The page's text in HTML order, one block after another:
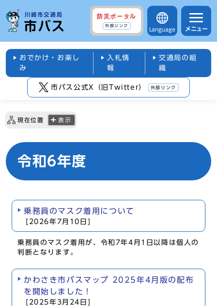
防災ポータル
外部リンク
Language メニュー
おでかけ・お楽し
み
入札情
報
交通局の組
織
市バス公式X（旧Twitter） 外部リンク
現在位置 表示
令和6年度
乗務員のマスク着用について
[2026年7月10日]
乗務員のマスク着用が、令和7年4月1日以降は個人の
判断となります。
かわさき市バスマップ 2025年4月版の配布
を開始しました！
[2025年3月24日]